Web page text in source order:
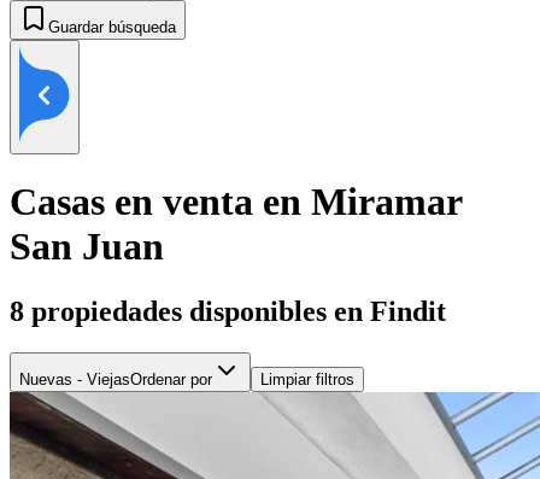
Guardar búsqueda
Casas en venta en Miramar
San Juan
8 propiedades disponibles en Findit
Nuevas - ViejasOrdenar por Limpiar filtros